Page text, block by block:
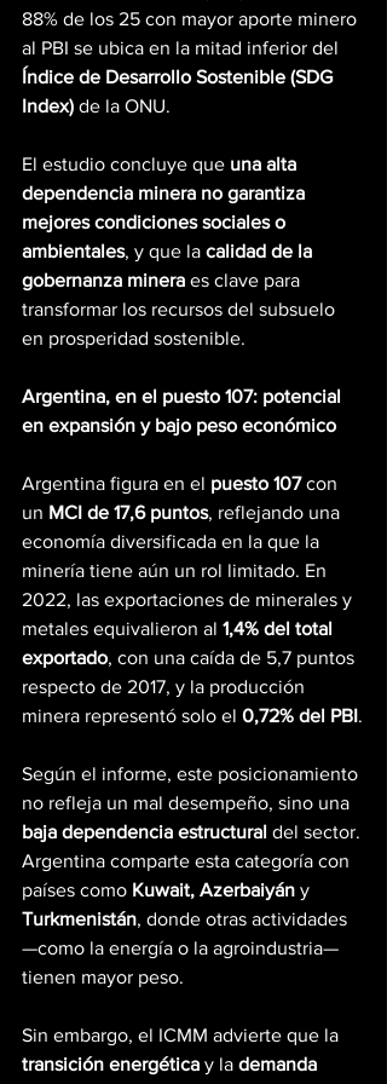
88% de los 25 con mayor aporte minero
al PBI se ubica en la mitad inferior del
Índice de Desarrollo Sostenible (SDG
Index) de la ONU.
El estudio concluye que una alta
dependencia minera no garantiza
mejores condiciones sociales o
ambientales, y que la calidad de la
gobernanza minera es clave para
transformar los recursos del subsuelo
en prosperidad sostenible.
Argentina, en el puesto 107: potencial
en expansión y bajo peso económico
Argentina figura en el puesto 107 con
un MCI de 17,6 puntos, reflejando una
economía diversificada en la que la
minería tiene aún un rol limitado. En
2022, las exportaciones de minerales y
metales equivalieron al 1,4% del total
exportado, con una caída de 5,7 puntos
respecto de 2017, y la producción
minera representó solo el 0,72% del PBI.
Según el informe, este posicionamiento
no refleja un mal desempeño, sino una
baja dependencia estructural del sector.
Argentina comparte esta categoría con
países como Kuwait, Azerbaiyán y
Turkmenistán, donde otras actividades
—como la energía o la agroindustria—
tienen mayor peso.
Sin embargo, el ICMM advierte que la
transición energética y la demanda